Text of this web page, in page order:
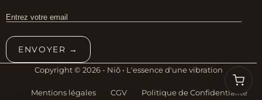
ENVOYER →
Copyright © 2026 - Niõ • L'essence d'une vibration
Mentions légales CGV Politique de Confidentialité